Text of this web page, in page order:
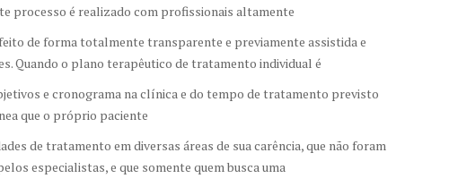
processo é realizado com profissionais altamente
de forma totalmente transparente e previamente assistida e
Quando o plano terapêutico de tratamento individual é
e cronograma na clínica e do tempo de tratamento previsto
que o próprio paciente
de tratamento em diversas áreas de sua carência, que não foram
especialistas, e que somente quem busca uma